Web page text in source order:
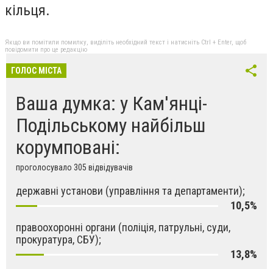
кільця.
Якщо ви помітили помилку, виділіть необхідний текст і натисніть Ctrl + Enter, щоб
повідомити про це редакцію
ГОЛОС МІСТА
Ваша думка: у Кам'янці-
Подільському найбільш
корумповані:
проголосувало 305 відвідувачів
державні установи (управління та департаменти);
10,5%
правоохоронні органи (поліція, патрульні, суди,
прокуратура, СБУ);
13,8%